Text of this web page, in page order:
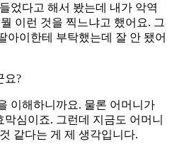
었다고 해서 봤는데 내가 악역
이런 것을 찍느냐고 했어요. 그
아이한테 부탁했는데 잘 안 됐어
요?
이해하니까요. 물론 어머니가
심이죠. 그런데 지금도 어머니
같다는 게 제 생각입니다.